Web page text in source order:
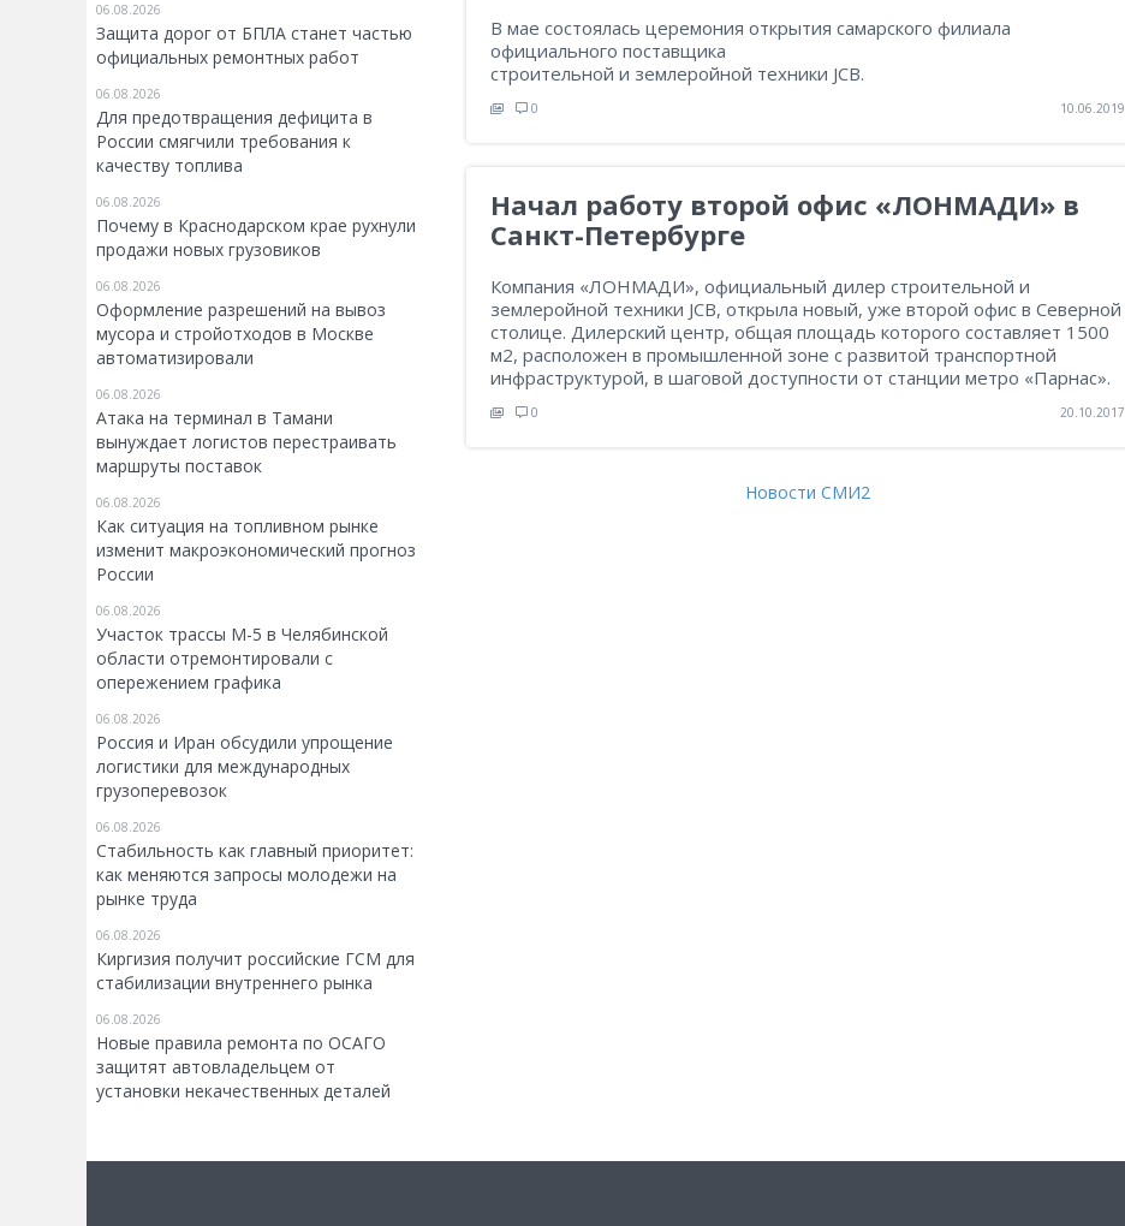
06.08.2026
Защита дорог от БПЛА станет частью
официальных ремонтных работ
06.08.2026
Для предотвращения дефицита в
России смягчили требования к
качеству топлива
06.08.2026
Почему в Краснодарском крае рухнули
продажи новых грузовиков
06.08.2026
Оформление разрешений на вывоз
мусора и стройотходов в Москве
автоматизировали
06.08.2026
Атака на терминал в Тамани
вынуждает логистов перестраивать
маршруты поставок
06.08.2026
Как ситуация на топливном рынке
изменит макроэкономический прогноз
России
06.08.2026
Участок трассы М-5 в Челябинской
области отремонтировали с
опережением графика
06.08.2026
Россия и Иран обсудили упрощение
логистики для международных
грузоперевозок
06.08.2026
Стабильность как главный приоритет:
как меняются запросы молодежи на
рынке труда
06.08.2026
Киргизия получит российские ГСМ для
стабилизации внутреннего рынка
06.08.2026
Новые правила ремонта по ОСАГО
защитят автовладельцем от
установки некачественных деталей
В мае состоялась церемония открытия самарского филиала
официального поставщика
строительной и землеройной техники JCB.
0 10.06.2019
Начал работу второй офис «ЛОНМАДИ» в
Санкт-Петербурге
Компания «ЛОНМАДИ», официальный дилер строительной и
землеройной техники JCB, открыла новый, уже второй офис в Северной
столице. Дилерский центр, общая площадь которого составляет 1500
м2, расположен в промышленной зоне с развитой транспортной
инфраструктурой, в шаговой доступности от станции метро «Парнас».
0 20.10.2017
Новости СМИ2